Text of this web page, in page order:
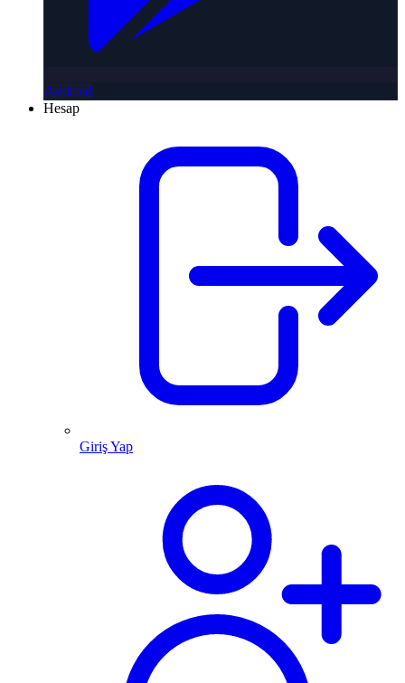
Android
Hesap
Giriş Yap